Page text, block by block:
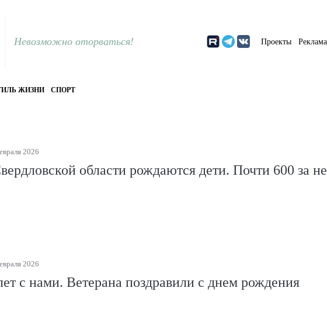
Невозможно оторваться! Проекты Реклама
ЖИЗНИ СПОРТ
2026
области рождаются дети. Почти 600 за
2026
с нами. Ветерана поздравили с днем рождения